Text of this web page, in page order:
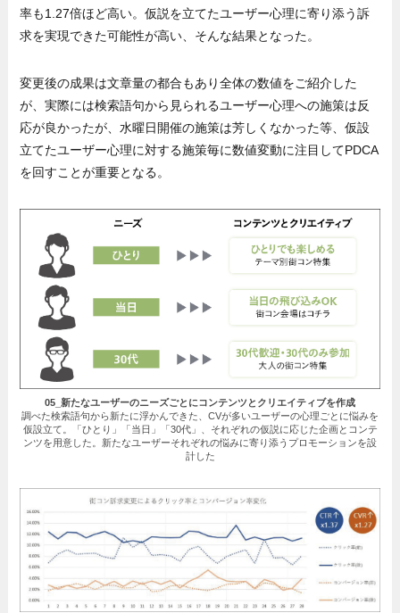
率も1.27倍ほど高い。仮説を立てたユーザー心理に寄り添う訴
求を実現できた可能性が高い、そんな結果となった。
変更後の成果は文章量の都合もあり全体の数値をご紹介した
が、実際には検索語句から見られるユーザー心理への施策は反
応が良かったが、水曜日開催の施策は芳しくなかった等、仮設
立てたユーザー心理に対する施策毎に数値変動に注目してPDCA
を回すことが重要となる。
05_新たなユーザーのニーズごとにコンテンツとクリエイティブを作成
調べた検索語句から新たに浮かんできた、CVが多いユーザーの心理ごとに悩みを
仮設立て。「ひとり」「当日」「30代」、それぞれの仮説に応じた企画とコンテ
ンツを用意した。新たなユーザーそれぞれの悩みに寄り添うプロモーションを設
計した